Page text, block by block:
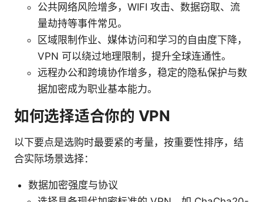
公共网络风险增多，WIFI 攻击、数据窃取、流
量劫持等事件常见。
区域限制作业、媒体访问和学习的自由度下降，
VPN 可以绕过地理限制，提升全球连通性。
远程办公和跨境协作增多，稳定的隐私保护与数
据加密成为职业基本能力。
如何选择适合你的 VPN
以下要点是选购时最要紧的考量，按重要性排序，结
合实际场景选择：
数据加密强度与协议